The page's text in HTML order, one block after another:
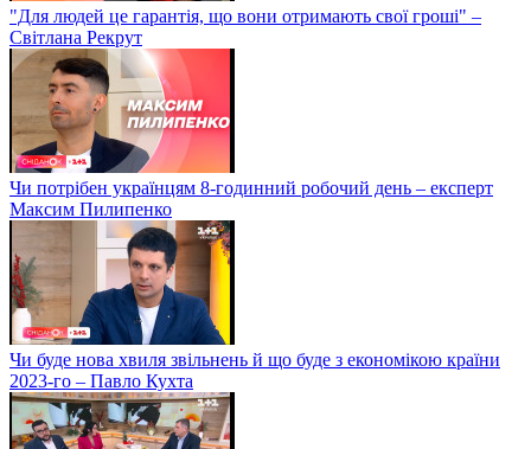
"Для людей це гарантія, що вони отримають свої гроші" –
Світлана Рекрут
Чи потрібен українцям 8-годинний робочий день – експерт
Максим Пилипенко
Чи буде нова хвиля звільнень й що буде з економікою країни
2023-го – Павло Кухта